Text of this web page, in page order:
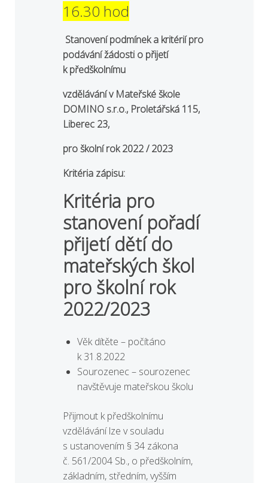
16.30 hod
Stanovení podmínek a kritérií pro
podávání žádosti o přijetí
k předškolnímu
vzdělávání v Mateřské škole
DOMINO s.r.o., Proletářská 115,
Liberec 23,
pro školní rok 2022 / 2023
Kritéria zápisu:
Kritéria pro
stanovení pořadí
přijetí dětí do
mateřských škol
pro školní rok
2022/2023
Věk dítěte – počítáno
k 31.8.2022
Sourozenec – sourozenec
navštěvuje mateřskou školu
Přijmout k předškolnímu
vzdělávání lze v souladu
s ustanovením § 34 zákona
č. 561/2004 Sb., o předškolním,
základním, středním, vyšším